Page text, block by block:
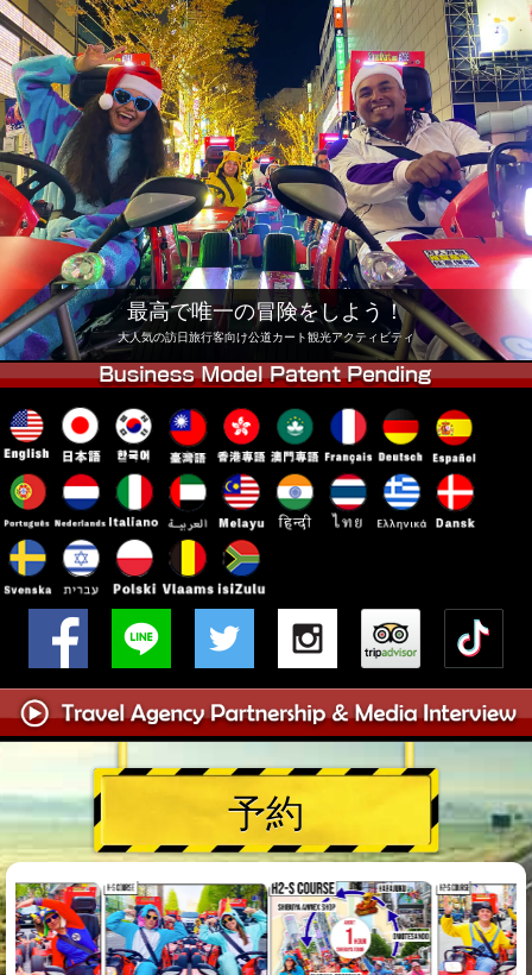
概要 車両 価格
アクセス FAQ
会社 予約
他店舗
東京 品川 東京 秋葉原 #1
東京 秋葉原 #2 東京 渋谷
東京 渋谷アネックス 東京ベイ
東京 浅草 大阪
沖縄
最高で唯一の冒険をしよう！
大人気の訪日旅行客向け公道カート観光アクティビティ
予約